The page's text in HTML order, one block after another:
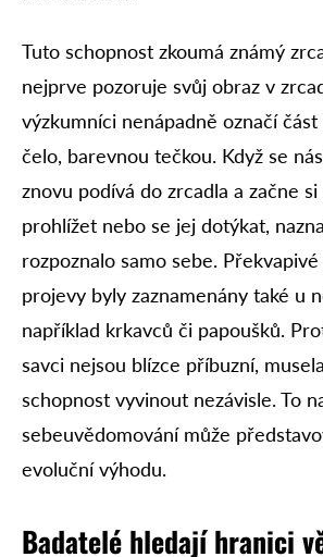
Tuto schopnost zkoumá známý
nejprve pozoruje svůj obraz v
výzkumníci nenápadně označí
čelo, barevnou tečkou. Když se
znovu podívá do zrcadla a začne
prohlížet nebo se jej dotýkat,
rozpoznalo samo sebe.
projevy byly zaznamenány také u
například krkavců či papoušků.
savci nejsou blízce příbuzní,
schopnost vyvinout nezávisle. To
sebeuvědomování může
evoluční výhodu.
Badatelé hledají hranici